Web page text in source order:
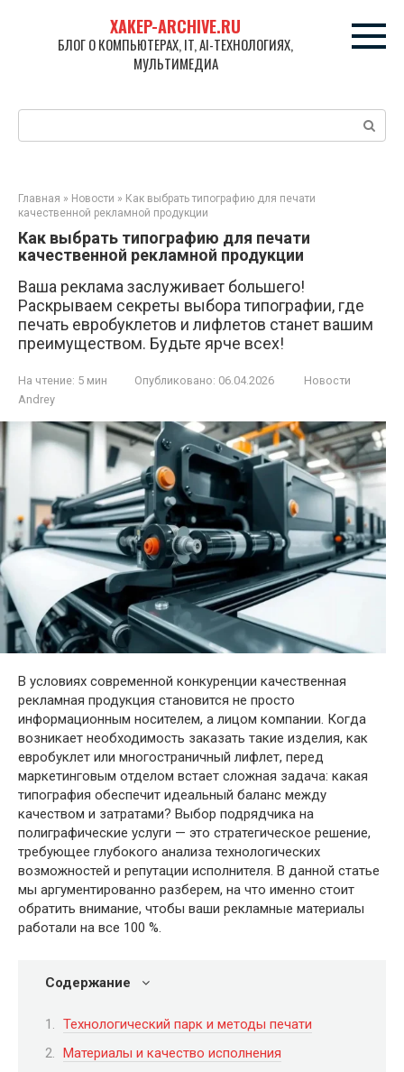
XAKEP-ARCHIVE.RU
БЛОГ О КОМПЬЮТЕРАХ, IT, AI-ТЕХНОЛОГИЯХ,
МУЛЬТИМЕДИА
Поиск:
Главная » Новости » Как выбрать типографию для печати
качественной рекламной продукции
Как выбрать типографию для печати
качественной рекламной продукции
Ваша реклама заслуживает большего!
Раскрываем секреты выбора типографии, где
печать евробуклетов и лифлетов станет вашим
преимуществом. Будьте ярче всех!
На чтение: 5 мин Опубликовано: 06.04.2026
Новости
Andrey
В условиях современной конкуренции качественная
рекламная продукция становится не просто
информационным носителем, а лицом компании. Когда
возникает необходимость заказать такие изделия, как
евробуклет или многостраничный лифлет, перед
маркетинговым отделом встает сложная задача: какая
типография обеспечит идеальный баланс между
качеством и затратами? Выбор подрядчика на
полиграфические услуги — это стратегическое решение,
требующее глубокого анализа технологических
возможностей и репутации исполнителя. В данной статье
мы аргументированно разберем, на что именно стоит
обратить внимание, чтобы ваши рекламные материалы
работали на все 100 %.
Содержание
Технологический парк и методы печати
Материалы и качество исполнения